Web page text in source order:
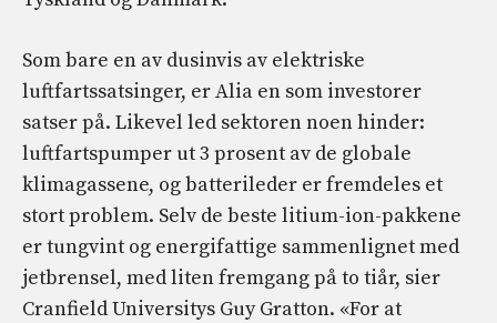
Som bare en av dusinvis av elektriske
luftfartssatsinger, er Alia en som investorer
satser på. Likevel led sektoren noen hinder:
luftfartspumper ut 3 prosent av de globale
klimagassene, og batterileder er fremdeles et
stort problem. Selv de beste litium-ion-pakkene
er tungvint og energifattige sammenlignet med
jetbrensel, med liten fremgang på to tiår, sier
Cranfield Universitys Guy Gratton. «For at